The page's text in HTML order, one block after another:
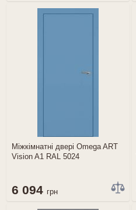
Міжкімнатні двері Omega ART
Vision A1 RAL 5024
6 094 грн